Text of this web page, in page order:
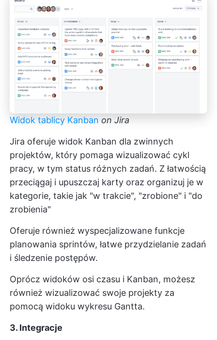
Widok tablicy Kanban on Jira
Jira oferuje widok Kanban dla zwinnych
projektów, który pomaga wizualizować cykl
pracy, w tym status różnych zadań. Z łatwością
przeciągaj i upuszczaj karty oraz organizuj je w
kategorie, takie jak "w trakcie", "zrobione" i "do
zrobienia"
Oferuje również wyspecjalizowane funkcje
planowania sprintów, łatwe przydzielanie zadań
i śledzenie postępów.
Oprócz widoków osi czasu i Kanban, możesz
również wizualizować swoje projekty za
pomocą widoku wykresu Gantta.
3. Integracje